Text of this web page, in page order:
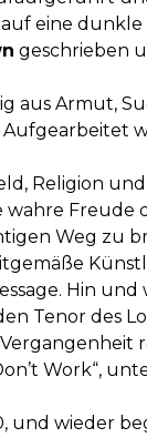
eine dunkle
geschrieben
aus Armut,
Religion und
Freude
Weg zu
Hin und
Tenor des
Work“,
und wieder